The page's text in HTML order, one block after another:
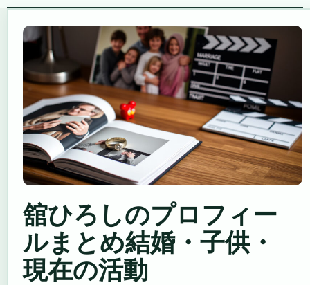
舘ひろしのプロフィー
ルまとめ結婚・子供・
現在の活動